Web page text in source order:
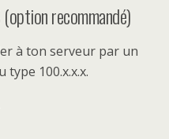
recommandé)
à ton serveur par un
type 100.x.x.x.